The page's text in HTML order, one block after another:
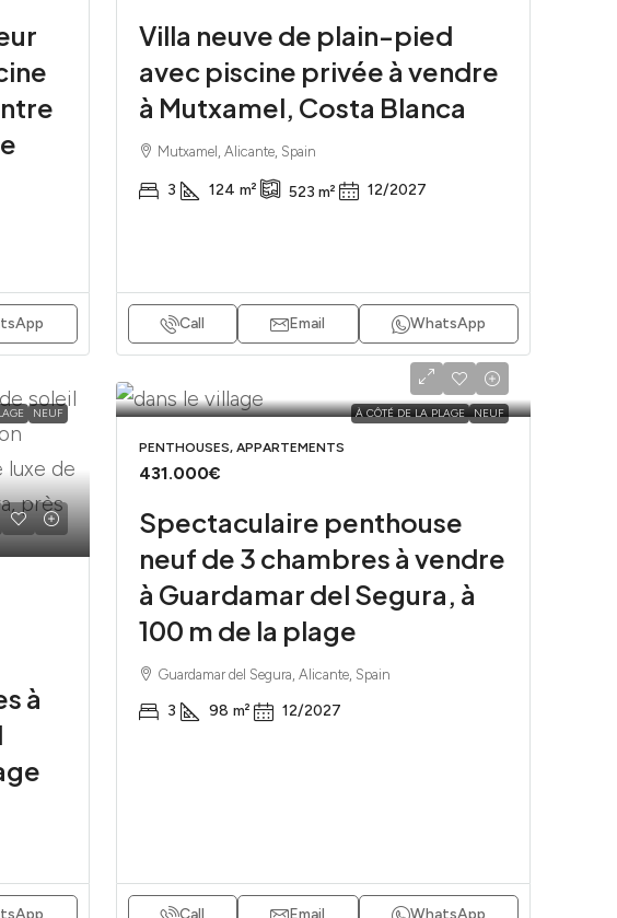
Villa neuve de plain-pied
avec piscine privée à vendre
à Mutxamel, Costa Blanca
Mutxamel, Alicante, Spain
3 124 m² 523 m² 12/2027
Call Email WhatsApp
NEUF
à
À CÔTÉ DE LA PLAGE NEUF
PENTHOUSES, APPARTEMENTS
431.000€
Spectaculaire penthouse
neuf de 3 chambres à vendre
à Guardamar del Segura, à
100 m de la plage
Guardamar del Segura, Alicante, Spain
3 98 m² 12/2027
Call Email WhatsApp